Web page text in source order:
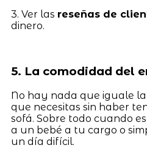
3. Ver las reseñas de
dinero.
5. La comodidad del
No hay nada que iguale la
que necesitas sin haber
sofá. Sobre todo cuando
a un bebé a tu cargo o
un día difícil.